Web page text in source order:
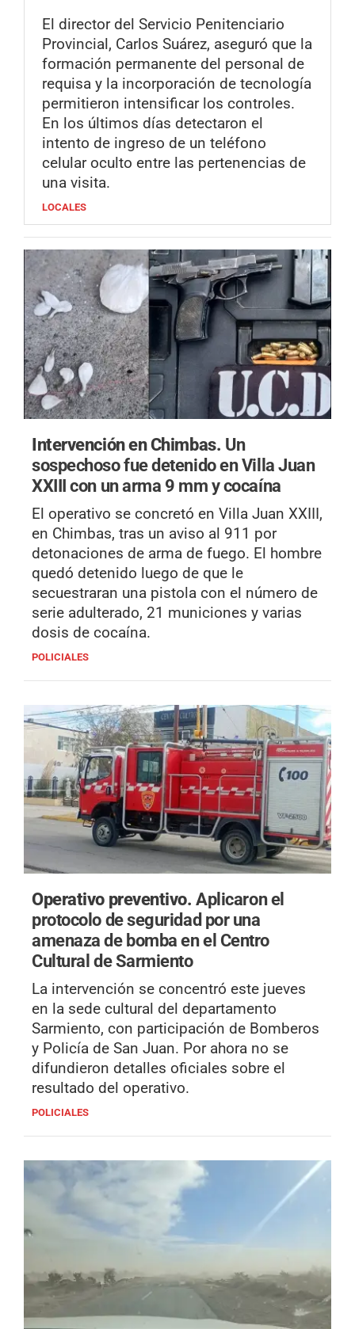
El director del Servicio Penitenciario
Provincial, Carlos Suárez, aseguró que la
formación permanente del personal de
requisa y la incorporación de tecnología
permitieron intensificar los controles.
En los últimos días detectaron el
intento de ingreso de un teléfono
celular oculto entre las pertenencias de
una visita.
LOCALES
Intervención en Chimbas. Un
sospechoso fue detenido en Villa Juan
XXIII con un arma 9 mm y cocaína
El operativo se concretó en Villa Juan XXIII,
en Chimbas, tras un aviso al 911 por
detonaciones de arma de fuego. El hombre
quedó detenido luego de que le
secuestraran una pistola con el número de
serie adulterado, 21 municiones y varias
dosis de cocaína.
POLICIALES
Operativo preventivo.Aplicaron el
protocolo de seguridad por una
amenaza de bomba en el Centro
Cultural de Sarmiento
La intervención se concentró este jueves
en la sede cultural del departamento
Sarmiento, con participación de Bomberos
y Policía de San Juan. Por ahora no se
difundieron detalles oficiales sobre el
resultado del operativo.
POLICIALES